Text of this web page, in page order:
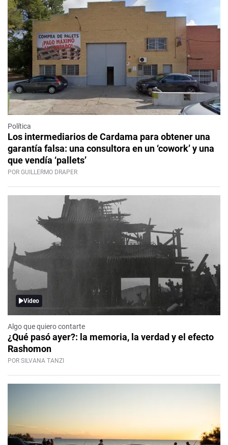
Política
Los intermediarios de Cardama para obtener una
garantía falsa: una consultora en un ‘cowork’ y una
que vendía ‘pallets’
POR GUILLERMO DRAPER
Video
Algo que quiero contarte
¿Qué pasó ayer?: la memoria, la verdad y el efecto
Rashomon
POR SILVANA TANZI